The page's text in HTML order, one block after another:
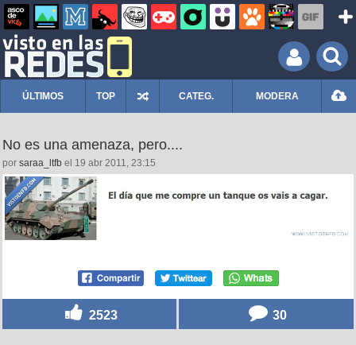
ÚLTIMOS TOP CATEG. MODERA
No es una amenaza, pero....
por saraa_ltfb el 19 abr 2011, 23:15
2523 30